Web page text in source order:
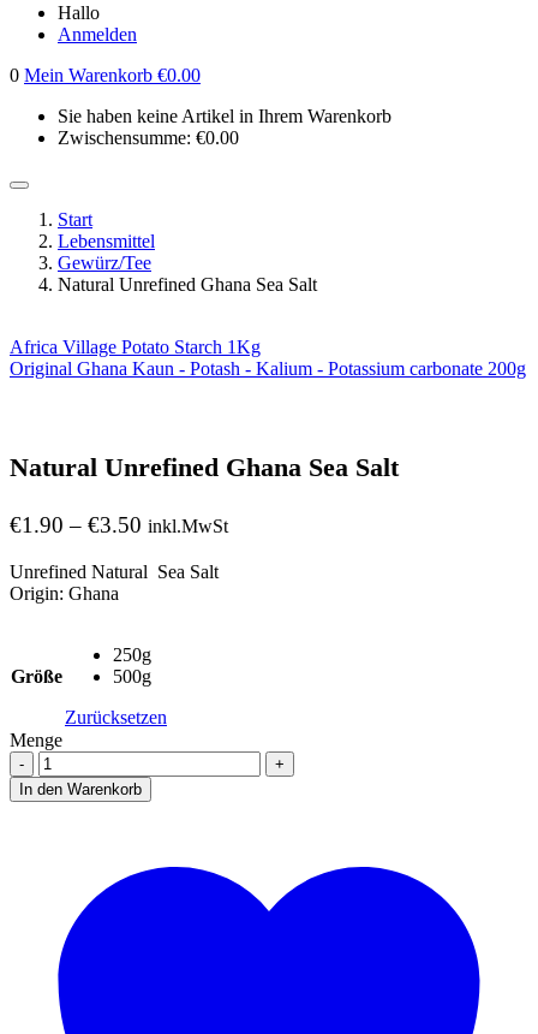
Hallo
Anmelden
0 Mein Warenkorb €0.00
Sie haben keine Artikel in Ihrem Warenkorb
Zwischensumme: €0.00
Start
Lebensmittel
Gewürz/Tee
Natural Unrefined Ghana Sea Salt
Africa Village Potato Starch 1Kg
Original Ghana Kaun - Potash - Kalium - Potassium carbonate 200g
Natural Unrefined Ghana Sea Salt
€1.90 – €3.50 Preisspanne:
bis
inkl.MwSt
Unrefined Natural Sea Salt
Origin: Ghana
Größe
250g
500g
Zurücksetzen
Menge
Menge
In den Warenkorb